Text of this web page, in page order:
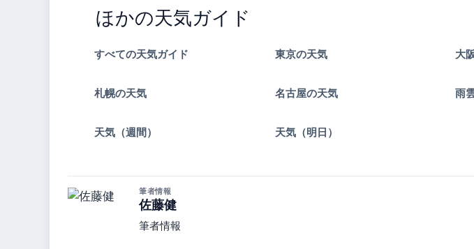
ほかの天気ガイド
すべての天気ガイド 東京の天気 大
札幌の天気 名古屋の天気 雨
天気（週間） 天気（明日）
筆者情報
佐藤健
筆者情報